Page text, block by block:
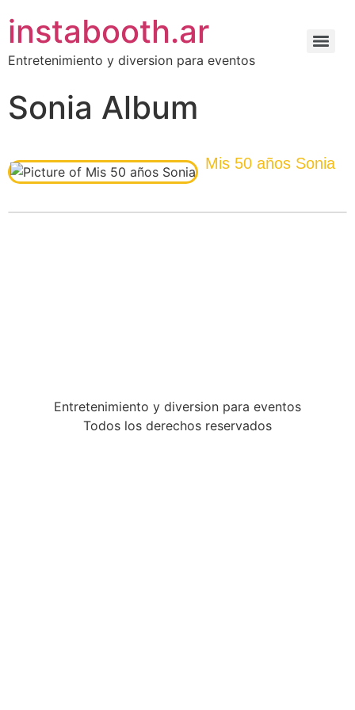
instabooth.ar
Entretenimiento y diversion para eventos
Sonia Album
Mis 50 años Sonia
Entretenimiento y diversion para eventos
Todos los derechos reservados